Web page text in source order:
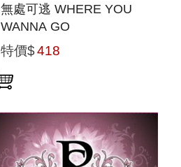
無處可逃 WHERE YOU
WANNA GO
特價$418